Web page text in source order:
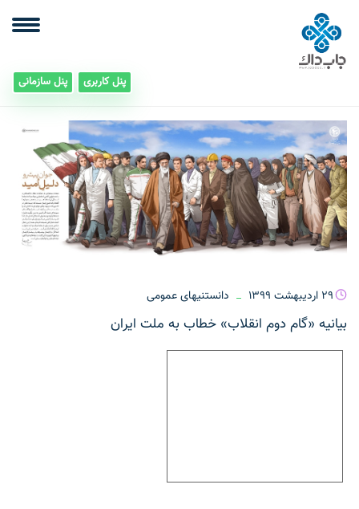
پنل کاربری پنل سازمانی
29 اردیبهشت 1399 دانستنیهای عمومی
بیانیه «گام دوم انقلاب» خطاب به ملت ایران